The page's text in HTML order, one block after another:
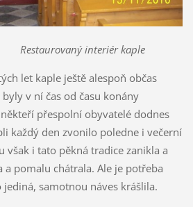
interiér kaple
let kaple ještě alespoň občas
v ní čas od času konány
přespolní obyvatelé dodnes
každý den zvonilo poledne i večerní
však i tato pěkná tradice zanikla a
a pomalu chátrala. Ale je potřeba
samotnou náves krášlila.